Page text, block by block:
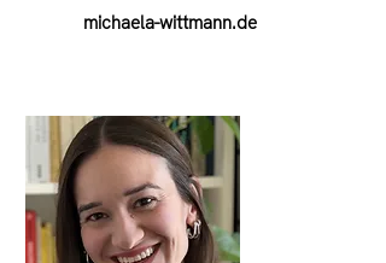
michaela-wittmann.de